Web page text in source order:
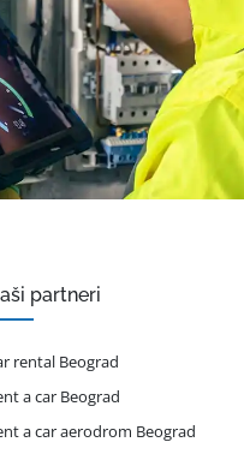
partneri
rental Beograd
a car Beograd
a car aerodrom Beograd